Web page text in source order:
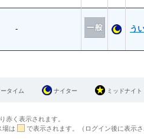
- う
タイム ナイター ミッドナイト
赤く表示されます。
場は
で表示されます。（ログイン後に表示